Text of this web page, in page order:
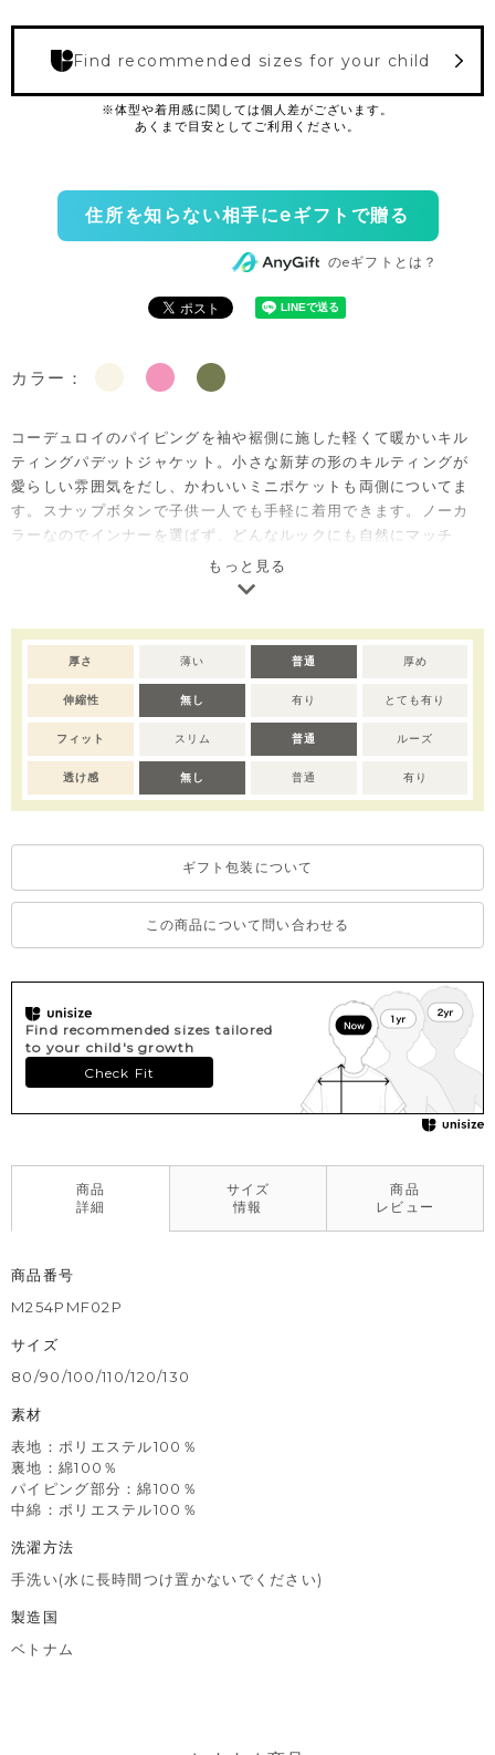
Find recommended sizes for your child
住所を知らない相手にeギフトで贈る
のeギフトとは？
カラー：
コーデュロイのパイピングを袖や裾側に施した軽くて暖かいキル
ティングパデットジャケット。小さな新芽の形のキルティングが
愛らしい雰囲気をだし、かわいいミニポケットも両側についてま
す。スナップボタンで子供一人でも手軽に着用できます。ノーカ
ラーなのでインナーを選ばず、どんなルックにも自然にマッチ
し、冬場、室内外のどこでも活用しやすいアイテムです。
もっと見る
厚さ 薄い 普通 厚め
伸縮性 無し 有り とても有り
フィット スリム 普通 ルーズ
透け感 無し 普通 有り
ギフト包装について
この商品について問い合わせる
Find recommended sizes tailored
to your child's growth
Check Fit
商品
詳細
サイズ
情報
商品
レビュー
商品番号
M254PMF02P
サイズ
80/90/100/110/120/130
素材
表地：ポリエステル100％
裏地：綿100％
パイピング部分：綿100％
中綿：ポリエステル100％
洗濯方法
手洗い(水に長時間つけ置かないでください)
製造国
ベトナム